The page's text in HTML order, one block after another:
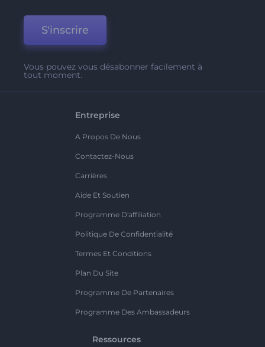
S'inscrire
Vous pouvez vous désabonner facilement à
tout moment.
Entreprise
A Propos De Nous
Contactez-Nous
Carrières
Aide Et Soutien
Programme D'affiliation
Politique De Confidentialité
Termes Et Conditions
Plan Du Site
Programme De Partenaires
Programme Des Ambassadeurs
Ressources